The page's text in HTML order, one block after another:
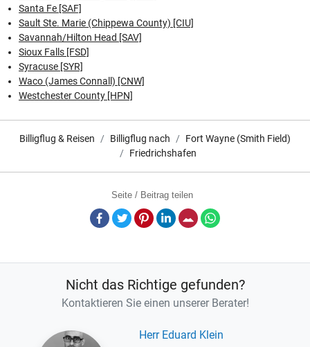
Santa Fe [SAF]
Sault Ste. Marie (Chippewa County) [CIU]
Savannah/Hilton Head [SAV]
Sioux Falls [FSD]
Syracuse [SYR]
Waco (James Connall) [CNW]
Westchester County [HPN]
Billigflug & Reisen Billigflug nach
Fort Wayne (Smith Field)
Friedrichshafen
Seite / Beitrag teilen
Facebook
TwitterPinterestLinkedInE-Mail
Nicht das Richtige gefunden?
Kontaktieren Sie einen unserer Berater!
Herr Eduard Klein